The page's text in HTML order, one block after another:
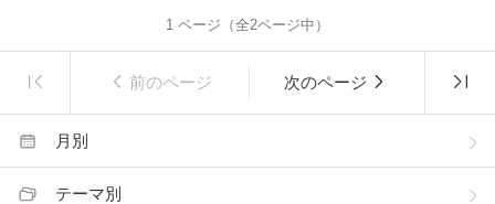
1 ページ（全2ページ中）
前のページ 次のページ
月別
テーマ別